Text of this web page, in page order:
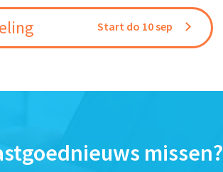
Start do 10 sep
missen?